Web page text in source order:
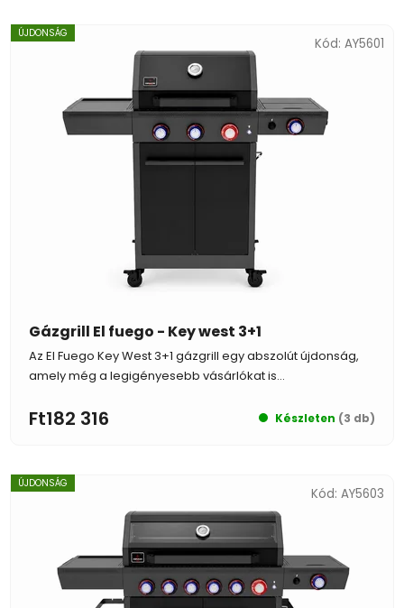
ÚJDONSÁG
Gázgrill El fuego - Key west 3+1
Készleten (3 db)
Ft182 316
Az El Fuego Key West 3+1 gázgrill egy abszolút újdonság,
amely még a legigényesebb vásárlókat is...
Kód: AY5601
ÚJDONSÁG
Kód: AY5603